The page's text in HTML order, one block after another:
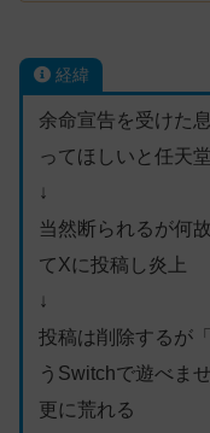
経緯
余命宣告を受けた
ってほしいと任天
↓
当然断られるが何
てXに投稿し炎上
↓
投稿は削除するが
うSwitchで遊べま
更に荒れる